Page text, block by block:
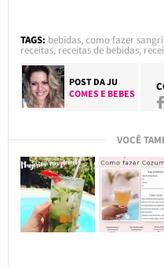
TAGS: bebidas,como fazer
receitas, receitas de bebidas,
POST DAJU
COMES E BEBES
VOCÊ